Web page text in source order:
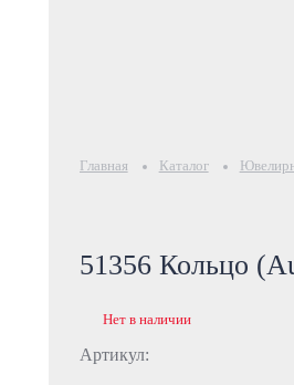
Главная Каталог
51356 Кольцо
Артикул:
Нет в наличии